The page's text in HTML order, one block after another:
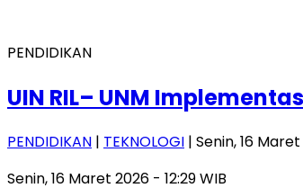
PENDIDIKAN
UIN RIL– UNM
PENDIDIKAN | TEKNOLOGI | Senin, 16
Senin, 16 Maret 2026 - 12:29 WIB